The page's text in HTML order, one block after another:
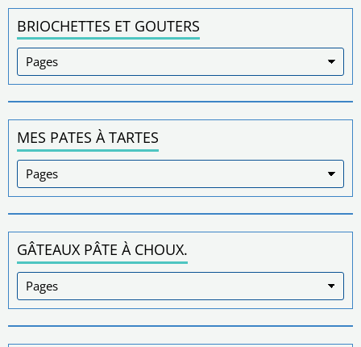
BRIOCHETTES ET GOUTERS
MES PATES À TARTES
GÂTEAUX PÂTE À CHOUX.